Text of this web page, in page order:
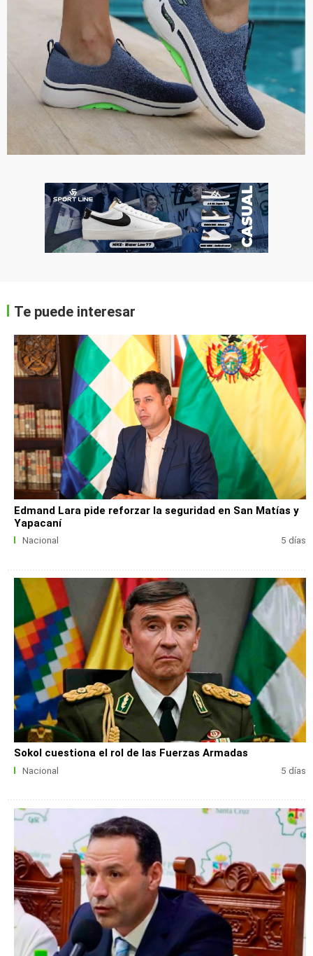
Te puede interesar
Edmand Lara pide reforzar la seguridad en San Matías y
Yapacaní
Nacional 5 días
Sokol cuestiona el rol de las Fuerzas Armadas
Nacional 5 días